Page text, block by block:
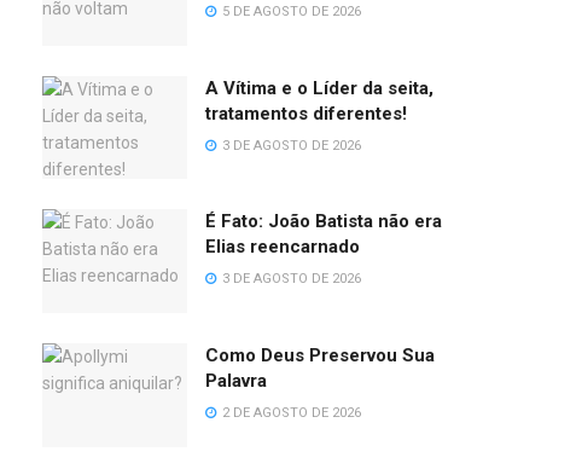
5 DE AGOSTO DE 2026
A Vítima e o Líder da seita,
tratamentos diferentes!
3 DE AGOSTO DE 2026
É Fato: João Batista não era
Elias reencarnado
3 DE AGOSTO DE 2026
Como Deus Preservou Sua
Palavra
2 DE AGOSTO DE 2026